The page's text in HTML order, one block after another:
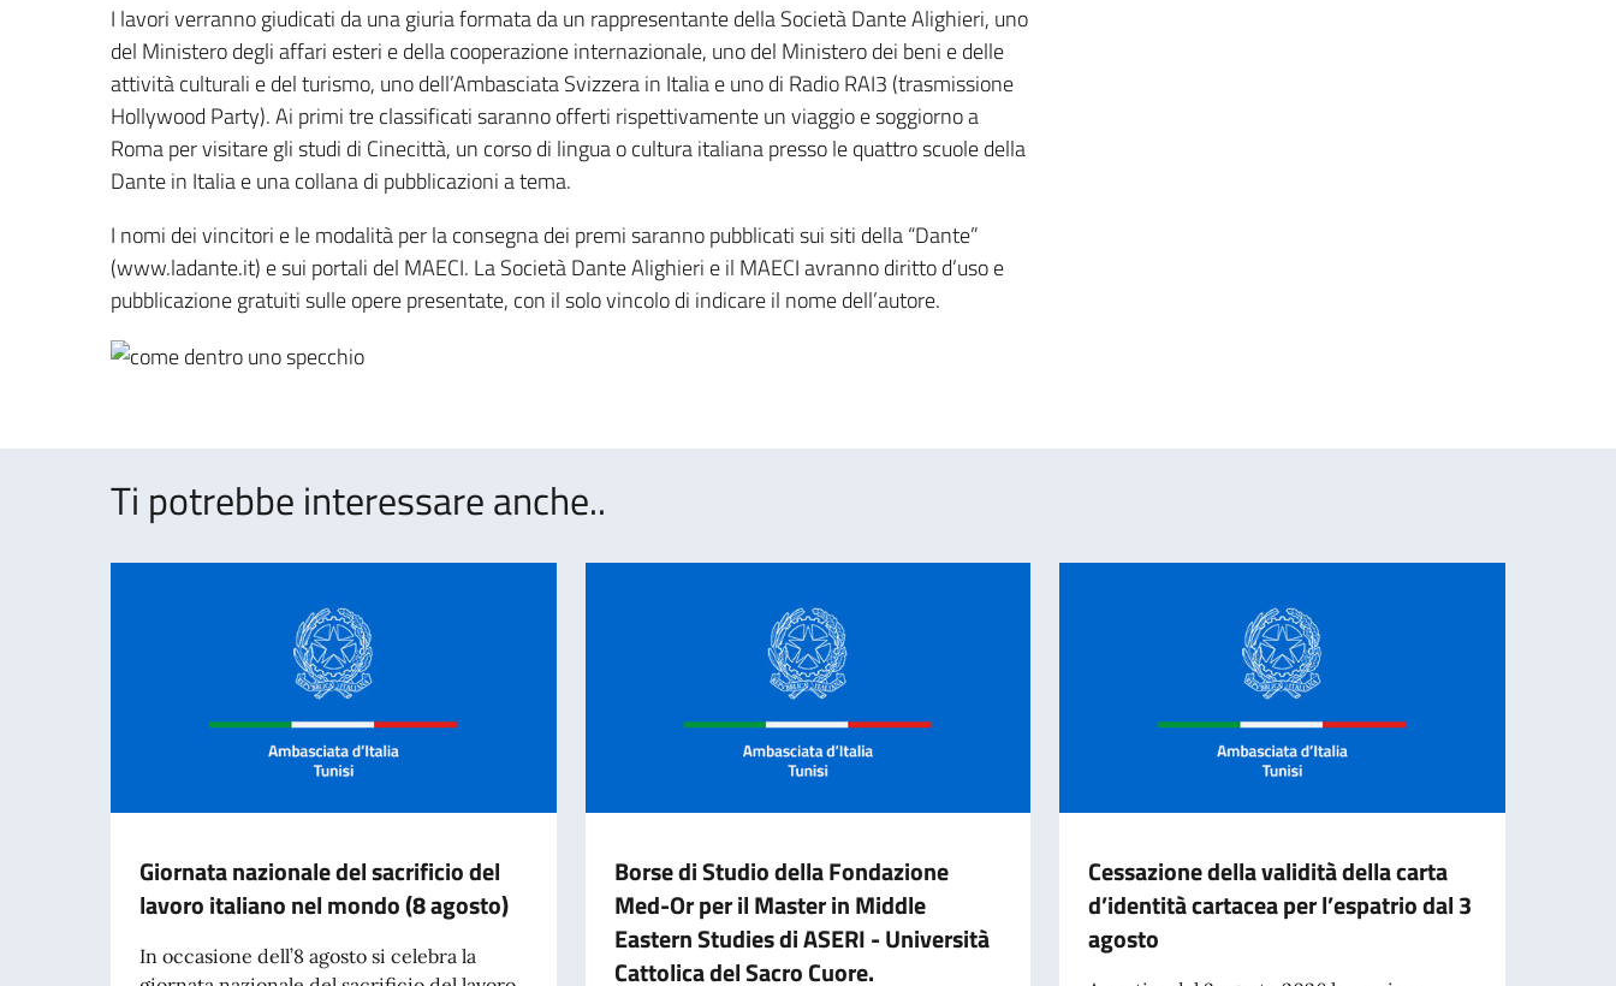
I lavori verranno giudicati da una giuria formata da un rappresentante della Società Dante Alighieri, uno
del Ministero degli affari esteri e della cooperazione internazionale, uno del Ministero dei beni e delle
attività culturali e del turismo, uno dell’Ambasciata Svizzera in Italia e uno di Radio RAI3 (trasmissione
Hollywood Party). Ai primi tre classificati saranno offerti rispettivamente un viaggio e soggiorno a
Roma per visitare gli studi di Cinecittà, un corso di lingua o cultura italiana presso le quattro scuole della
Dante in Italia e una collana di pubblicazioni a tema.
I nomi dei vincitori e le modalità per la consegna dei premi saranno pubblicati sui siti della “Dante”
(www.ladante.it) e sui portali del MAECI. La Società Dante Alighieri e il MAECI avranno diritto d’uso e
pubblicazione gratuiti sulle opere presentate, con il solo vincolo di indicare il nome dell’autore.
Ti potrebbe interessare anche..
Giornata nazionale del sacrificio del
lavoro italiano nel mondo (8 agosto)
In occasione dell’8 agosto si celebra la
Borse di Studio della Fondazione
Med-Or per il Master in Middle
Eastern Studies di ASERI - Università
Cattolica del Sacro Cuore.
Cessazione della validità della carta
d’identità cartacea per l’espatrio dal 3
agosto